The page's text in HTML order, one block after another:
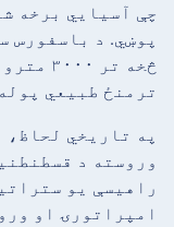
څخه
ترمنځ طبیعي
په تاریخي
وروسته د
راهیسې یو
امپراتورۍ او